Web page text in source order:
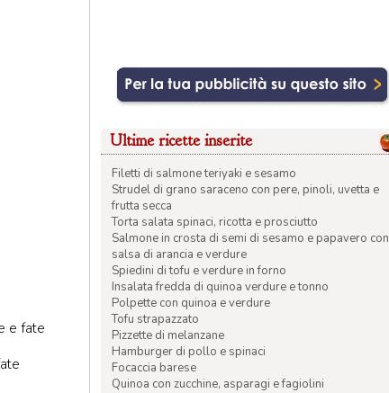
e fate
Ultime ricette inserite
Filetti di salmone teriyaki e sesamo
Strudel di grano saraceno con pere, pinoli, uvetta e
frutta secca
Torta salata spinaci, ricotta e prosciutto
Salmone in crosta di semi di sesamo e papavero con
salsa di arancia e verdure
Spiedini di tofu e verdure in forno
Insalata fredda di quinoa verdure e tonno
Polpette con quinoa e verdure
Tofu strapazzato
Pizzette di melanzane
Hamburger di pollo e spinaci
Focaccia barese
Quinoa con zucchine, asparagi e fagiolini